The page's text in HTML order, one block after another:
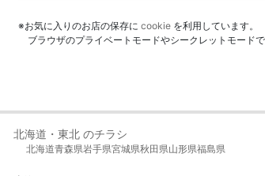
※お気に入りのお店の保存に cookie を利用しています。
ブラウザのプライベートモードやシークレットモード
北海道・東北 のチラシ
北海道青森県岩手県宮城県秋田県山形県福島県